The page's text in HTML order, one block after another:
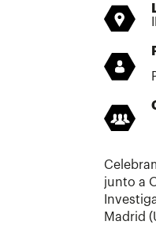
junto a
Madrid